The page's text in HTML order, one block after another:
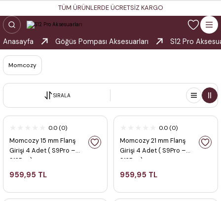
TÜM ÜRÜNLERDE ÜCRETSİZ KARGO
Anasayfa Göğüs Pompası Aksesuarları S12 Pro
Momcozy
SIRALA
0.0 (0)
Momcozy 15 mm Flanş
Girişi 4 Adet ( S9Pro –
S12Pro )
959,95 TL
0.0 (0)
Momcozy 21 mm Flanş
Girişi 4 Adet ( S9Pro –
S12Pro )
959,95 TL